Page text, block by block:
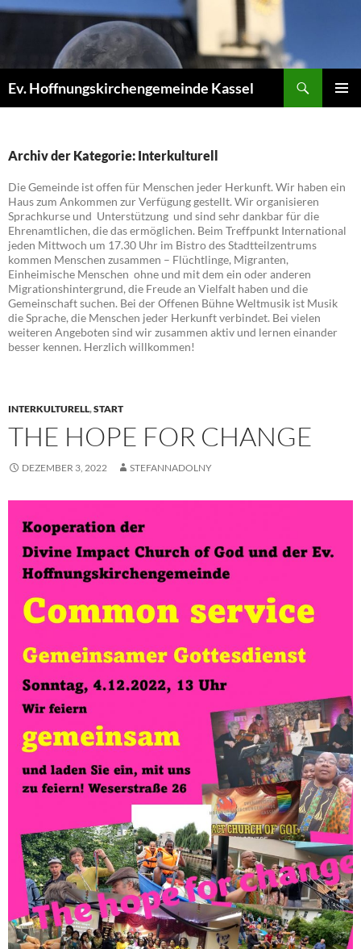
Zum
Ev. Hoffnungskirchengemeinde Kassel
Archiv der Kategorie: Interkulturell
Die Gemeinde ist offen für Menschen jeder Herkunft. Wir haben ein
Haus zum Ankommen zur Verfügung gestellt. Wir organisieren
Sprachkurse und Unterstützung und sind sehr dankbar für die
Ehrenamtlichen, die das ermöglichen. Beim Treffpunkt International
jeden Mittwoch um 17.30 Uhr im Bistro des Stadtteilzentrums
kommen Menschen zusammen – Flüchtlinge, Migranten,
Einheimische Menschen ohne und mit dem ein oder anderen
Migrationshintergrund, die Freude an Vielfalt haben und die
Gemeinschaft suchen. Bei der Offenen Bühne Weltmusik ist Musik
die Sprache, die Menschen jeder Herkunft verbindet. Bei vielen
weiteren Angeboten sind wir zusammen aktiv und lernen einander
besser kennen. Herzlich willkommen!
INTERKULTURELL,START
THE HOPE FOR CHANGE
DEZEMBER 3, 2022 STEFANNADOLNY